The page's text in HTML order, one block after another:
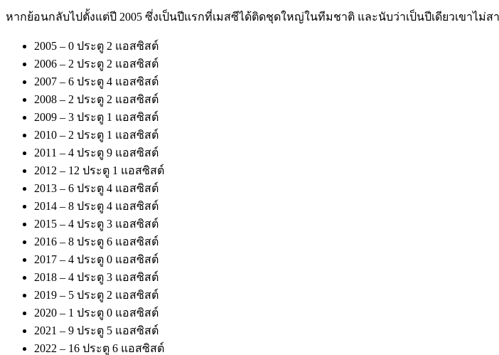
หากย้อนกลับไปตั้งแต่ปี 2005 ซึ่งเป็นปีแรกที่เมสซีได้ติดชุดใหญ่ในทีมชาติ และนับว่าเป็นปีเดียวเขาไ
2005 – 0 ประตู 2 แอสซิสต์
2006 – 2 ประตู 2 แอสซิสต์
2007 – 6 ประตู 4 แอสซิสต์
2008 – 2 ประตู 2 แอสซิสต์
2009 – 3 ประตู 1 แอสซิสต์
2010 – 2 ประตู 1 แอสซิสต์
2011 – 4 ประตู 9 แอสซิสต์
2012 – 12 ประตู 1 แอสซิสต์
2013 – 6 ประตู 4 แอสซิสต์
2014 – 8 ประตู 4 แอสซิสต์
2015 – 4 ประตู 3 แอสซิสต์
2016 – 8 ประตู 6 แอสซิสต์
2017 – 4 ประตู 0 แอสซิสต์
2018 – 4 ประตู 3 แอสซิสต์
2019 – 5 ประตู 2 แอสซิสต์
2020 – 1 ประตู 0 แอสซิสต์
2021 – 9 ประตู 5 แอสซิสต์
2022 – 16 ประตู 6 แอสซิสต์